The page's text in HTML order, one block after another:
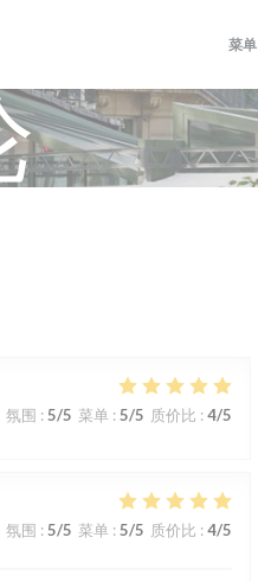
菜单
氛围 : 5/5 菜单: 5/5 质价比 : 4/5
氛围 : 5/5 菜单: 5/5 质价比 : 4/5